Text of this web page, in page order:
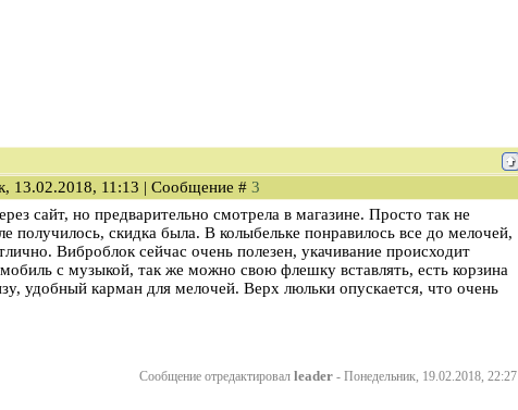
13.02.2018, 11:13 | Сообщение # 3
сайт, но предварительно смотрела в магазине. Просто так не
получилось, скидка была. В колыбельке понравилось все до мелочей,
Виброблок сейчас очень полезен, укачивание происходит
с музыкой, так же можно свою флешку вставлять, есть корзина
удобный карман для мелочей. Верх люльки опускается, что очень
Сообщение отредактировал leader - Понедельник, 19.02.2018, 22:27